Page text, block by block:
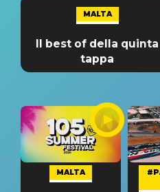
MALTA
Il best of della quinta
tappa
MALTA